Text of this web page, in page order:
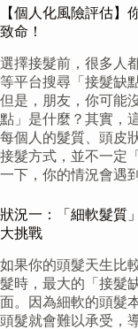
【個人化風險評估】
致命！
選擇接髮前，很多人
等平台搜尋「接髮缺
但是，朋友，你可能
點」是什麼？其實，
每個人的髮質、頭皮
接髮方式，並不一定
一下，你的情況會遇
狀況一：「細軟髮質
大挑戰
如果你的頭髮天生比
髮時，最大的「接髮
面。因為細軟的頭髮
頭髮就會難以承受，